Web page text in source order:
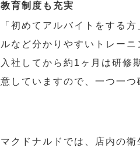
教育制度も充実
「初めてアルバイトをする
ルなど分かりやすいトレー
入社してから約1ヶ月は研修
意していますので、一つ一つ
マクドナルドでは、店内の